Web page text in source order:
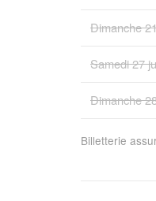
Dimanche
Samedi 27
Dimanche
Billetterie